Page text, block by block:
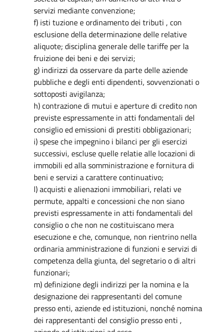
servizi mediante convenzione;
f) isti tuzione e ordinamento dei tributi , con
esclusione della determinazione delle relative
aliquote; disciplina generale delle tariffe per la
fruizione dei beni e dei servizi;
g) indirizzi da osservare da parte delle aziende
pubbliche e degli enti dipendenti, sovvenzionati o
sottoposti avigilanza;
h) contrazione di mutui e aperture di credito non
previste espressamente in atti fondamentali del
consiglio ed emissioni di prestiti obbligazionari;
i) spese che impegnino i bilanci per gli esercizi
successivi, escluse quelle relatie alle locazioni di
immobili ed alla somministrazione e fornitura di
beni e servizi a carattere continuativo;
l) acquisti e alienazioni immobiliari, relati ve
permute, appalti e concessioni che non siano
previsti espressamente in atti fondamentali del
consiglio o che non ne costituiscano mera
esecuzione e che, comunque, non rientrino nella
ordinaria amministrazione di funzioni e servizi di
competenza della giunta, del segretario o di altri
funzionari;
m) definizione degli indirizzi per la nomina e la
designazione dei rappresentanti del comune
presso enti, aziende ed istituzioni, nonché nomina
dei rappresentanti del consiglio presso enti ,